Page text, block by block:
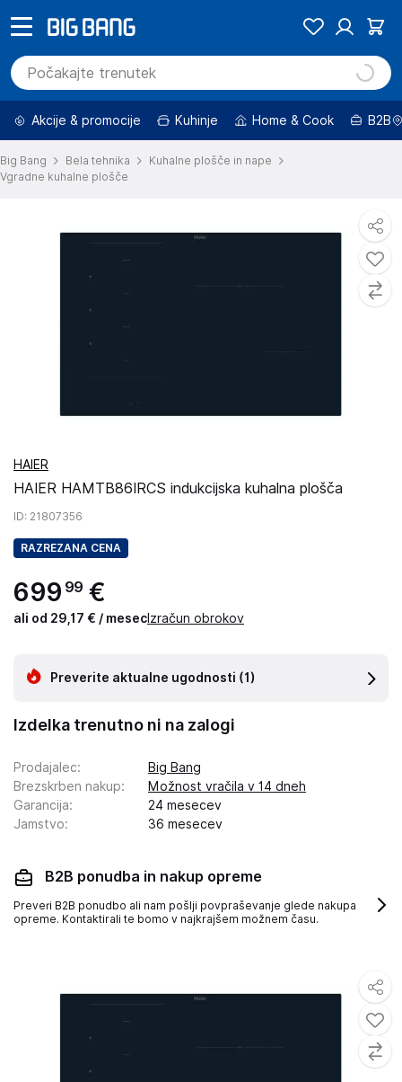
Akcije & promocije Kuhinje Home & Cook B2B
Big Bang Bela tehnika
Kuhalne plošče in nape
Vgradne kuhalne plošče
HAIER
HAIER HAMTB86IRCS indukcijska kuhalna plošča
ID: 21807356
RAZREZANA CENA
699 99 €
ali od 29,17 € / mesec Izračun obrokov
Preverite aktualne ugodnosti (1)
Izdelka trenutno ni na zalogi
Prodajalec:
Big Bang
Brezskrben nakup:
Možnost vračila v 14 dneh
Garancija:
24 mesecev
Jamstvo: 36 mesecev
B2B ponudba in nakup opreme
Preveri B2B ponudbo ali nam pošlji povpraševanje glede nakupa
opreme. Kontaktirali te bomo v najkrajšem možnem času.